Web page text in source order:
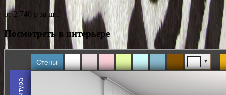
от 2 740 p за шт.
Посмотреть в интерьере